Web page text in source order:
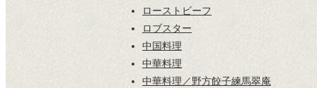
ローストビーフ
ロブスター
中国料理
中華料理
中華料理／野方餃子練馬翠庵